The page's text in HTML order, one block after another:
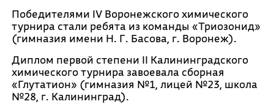
Победителями IV Воронежского химического
турнира стали ребята из команды «Триозонид»
(гимназия имени Н. Г. Басова, г. Воронеж).
Диплом первой степени II Калининградского
химического турнира завоевала сборная
«Глутатион» (гимназия №1, лицей №23, школа
№28, г. Калининград).